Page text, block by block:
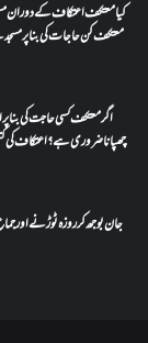
کیا معتکف اعتکاف کے دوران
معتکف کن حاجات کی بنا پر
اگر معتکف کسی حاجت کی بنا
چھپانا ضروری ہے؟اعتکاف کی
جان بوجھ کر روزہ ٹوڑنے اور